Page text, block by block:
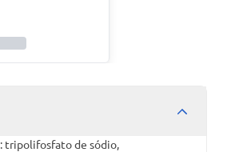
tripolifosfato de sódio,